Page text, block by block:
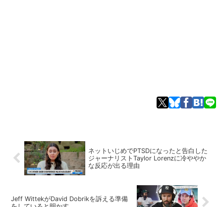
ネットいじめでPTSDになったと告白した
ジャーナリストTaylor Lorenzに冷ややか
な反応が出る理由
Jeff WittekがDavid Dobrikを訴える準備